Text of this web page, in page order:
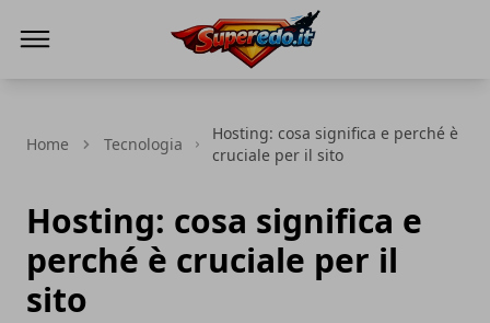
Home Tecnologia
Hosting: cosa significa e perché è
cruciale per il sito
Hosting: cosa significa e
perché è cruciale per il
sito